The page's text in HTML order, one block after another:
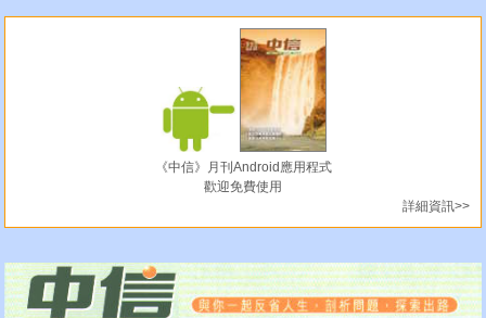
《中信》月刊Android應用程式
歡迎免費使用
詳細資訊>>